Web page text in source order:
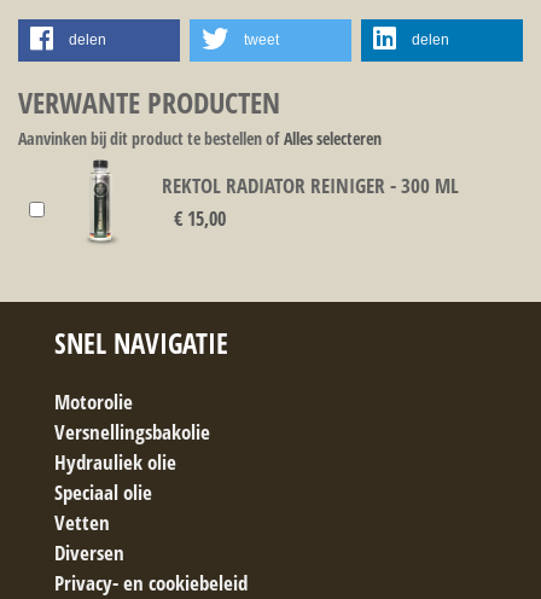
delen tweet delen
VERWANTE PRODUCTEN
Aanvinken bij dit product te bestellen ofAlles selecteren
REKTOL RADIATOR REINIGER - 300 ML
€ 15,00
SNEL NAVIGATIE
Motorolie
Versnellingsbakolie
Hydrauliek olie
Speciaal olie
Vetten
Diversen
Privacy- en cookiebeleid